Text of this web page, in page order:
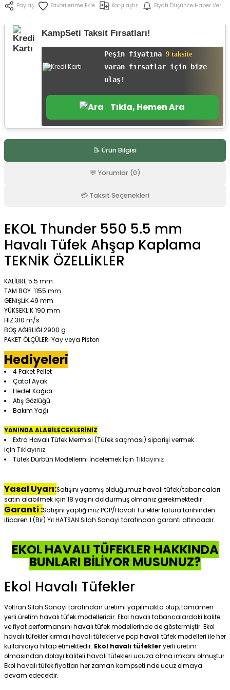
Paylaş Karşılaştır Fiyatı Düşünce Haber Ver
KampSeti Taksit Fırsatları!
Peşin fiyatına 9 taksite
varan fırsatlar için bize
ulaş!
Tıkla, Hemen Ara
📝 Ürün Bilgisi
💬 Yorumlar (0)
💳 Taksit Seçenekleri
EKOL Thunder 550 5.5 mm
Havalı Tüfek Ahşap Kaplama
TEKNİK ÖZELLİKLER
KALİBRE5.5 mm
TAM BOY 1155 mm
GENİŞLİK49 mm
YÜKSEKLİK190 mm
HIZ310 m/s
BOŞ AĞIRLIĞI 2900 g
PAKET ÖLÇÜLERİ Yay veya Piston
Hediyeleri
4 Paket Pellet
Çatal Ayak
Hedef Kağıdı
Atış Gözlüğü
Bakım Yağı
YANINDA ALABİLECEKLERİNİZ
Extra Havalı Tüfek Mermisi (Tüfek saçması) siparişi vermek
için Tıklayınız
Tüfek Dürbün Modellerini İncelemek İçin Tıklayınız
Yasal Uyarı:Satışını yapmış olduğumuz havalı tüfek/tabancaları
satın alabilmek için 18 yaşını doldurmuş olmanız gerekmektedir
Garanti :Satışını yaptığımız PCP/Havalı Tüfekler fatura tarihinden
itibaren 1 (Bir) Yıl HATSAN Silah Sanayi tarafından garanti altındadır.
EKOL HAVALI TÜFEKLER HAKKINDA
BUNLARI BİLİYOR MUSUNUZ?
Ekol Havalı Tüfekler
Voltran Silah Sanayi tarafından üretimi yapılmakta olup, tamamen
yerli üretim havalı tüfek modelleridir. Ekol havalı tabancalardaki kalite
ve fiyat performansını havalı tüfek modellerinde de göstermiştir. Ekol
havalı tüfekler kırmalı havalı tüfekler ve pcp havalı tüfek modelleri ile her
kullanıcıya hitap etmektedir. Ekol havalı tüfekler yerli üretim
olmasından dolayı kaliteli havalı tüfekleri ucuza alma imkanı olmuştur.
Ekol havalı tüfek fiyatları her zaman kampseti nde ucuz olmaya
devam edecektir.